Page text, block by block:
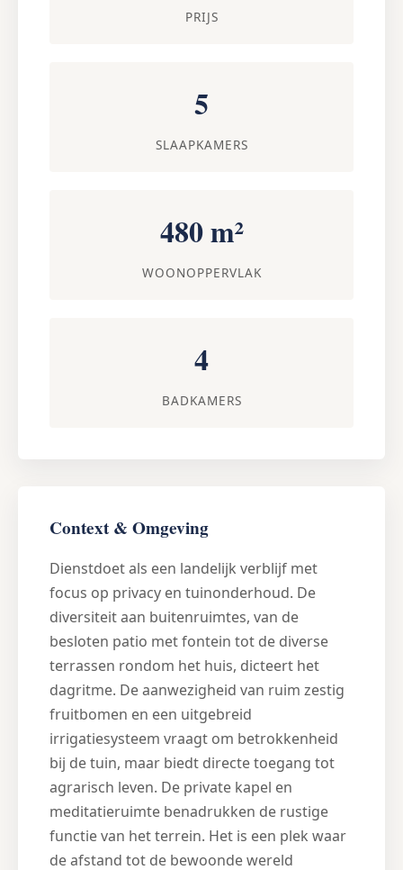
PRIJS
5
SLAAPKAMERS
480 m²
WOONOPPERVLAK
4
BADKAMERS
Context & Omgeving
Dienstdoet als een landelijk verblijf met
focus op privacy en tuinonderhoud. De
diversiteit aan buitenruimtes, van de
besloten patio met fontein tot de diverse
terrassen rondom het huis, dicteert het
dagritme. De aanwezigheid van ruim zestig
fruitbomen en een uitgebreid
irrigatiesysteem vraagt om betrokkenheid
bij de tuin, maar biedt directe toegang tot
agrarisch leven. De private kapel en
meditatieruimte benadrukken de rustige
functie van het terrein. Het is een plek waar
de afstand tot de bewoonde wereld